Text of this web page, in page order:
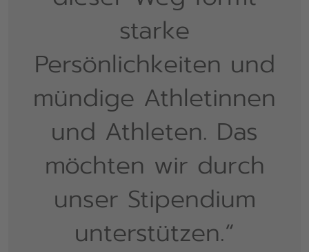
starke
Persönlichkeiten und
mündige Athletinnen
und Athleten. Das
möchten wir durch
unser Stipendium
unterstützen.“